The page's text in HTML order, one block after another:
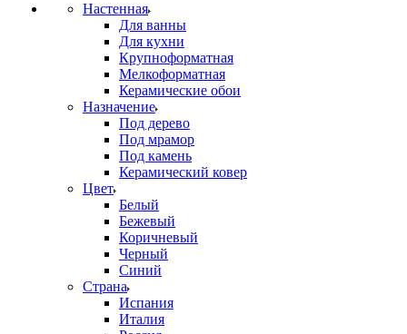
Настенная
Для ванны
Для кухни
Крупноформатная
Мелкоформатная
Керамические обои
Назначение
Под дерево
Под мрамор
Под камень
Керамический ковер
Цвет
Белый
Бежевый
Коричневый
Черный
Синий
Страна
Испания
Италия